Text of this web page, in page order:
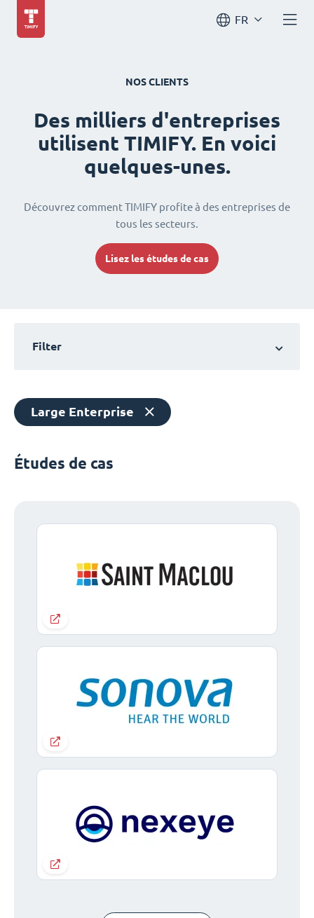
FR
NOS CLIENTS
Des milliers d'entreprises
utilisent TIMIFY. En voici
quelques-unes.
Découvrez comment TIMIFY profite à des entreprises de
tous les secteurs.
Lisez les études de cas
Filter
Large Enterprise
Études de cas